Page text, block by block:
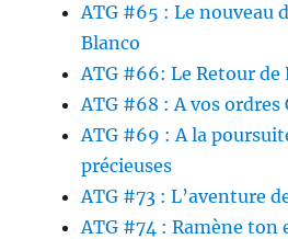
ATG #65 : Le nouveau
Blanco
ATG #66: Le Retour de
ATG #68 : A vos ordres
ATG #69 : A la
précieuses
ATG #73 : L’aventure
ATG #74 : Ramène ton